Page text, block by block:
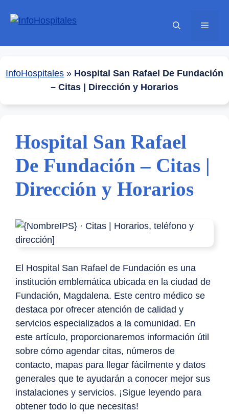
Menú
InfoHospitales » Hospital San Rafael De Fundación
– Citas | Dirección y Horarios
Hospital San Rafael
De Fundación – Citas |
Dirección y Horarios
El Hospital San Rafael de Fundación es una
institución emblemática ubicada en la ciudad de
Fundación, Magdalena. Este centro médico se
destaca por ofrecer atención de calidad y
servicios especializados a la comunidad. En
este artículo, proporcionaremos información útil
sobre cómo agendar citas, números de
contacto, mapas para llegar fácilmente y datos
generales que te ayudarán a conocer mejor sus
instalaciones y servicios. ¡Sigue leyendo para
obtener todo lo que necesitas!